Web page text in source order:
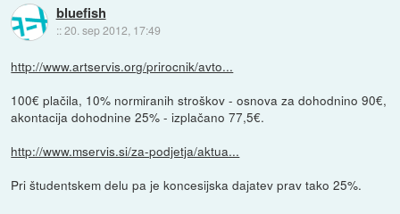
bluefish
::20. sep 2012, 17:49
http://www.artservis.org/prirocnik/avto...
100€ plačila, 10% normiranih stroškov - osnova za dohodnino 90€,
akontacija dohodnine 25% - izplačano 77,5€.
http://www.mservis.si/za-podjetja/aktua...
Pri študentskem delu pa je koncesijska dajatev prav tako 25%.